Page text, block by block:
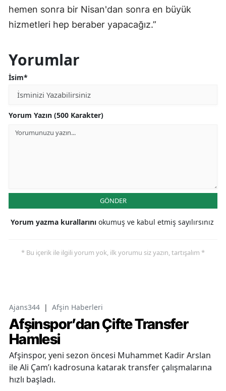
hemen sonra bir Nisan'dan sonra en büyük
hizmetleri hep beraber yapacağız.”
Yorumlar
İsim*
Yorum Yazın (500 Karakter)
GÖNDER
Yorum yazma kurallarını okumuş ve kabul etmiş sayılırsınız
* Bu içerik ile ilgili yorum yok, ilk yorumu siz yazın, tartışalım *
Ajans344 | Afşin Haberleri
Afşinspor’dan Çifte Transfer
Hamlesi
Afşinspor, yeni sezon öncesi Muhammet Kadir Arslan
ile Ali Çam’ı kadrosuna katarak transfer çalışmalarına
hızlı başladı.